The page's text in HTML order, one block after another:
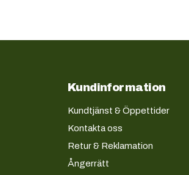
Kundinformation
Kundtjänst & Öppettider
Kontakta oss
Retur & Reklamation
Ångerrätt